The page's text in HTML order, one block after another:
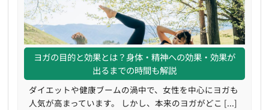
ヨガの目的と効果とは？身体・精神への効果・効果が
出るまでの時間も解説
ダイエットや健康ブームの渦中で、女性を中心にヨガも
人気が高まっています。 しかし、本来のヨガがどこ [...]